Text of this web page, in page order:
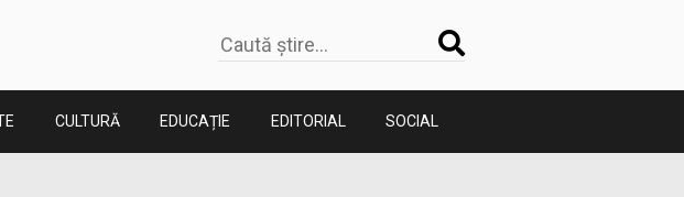
CULTURĂ EDUCAȚIE EDITORIAL SOCIAL